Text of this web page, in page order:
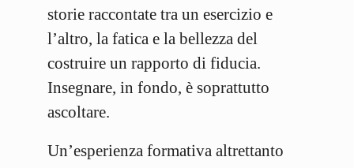
storie raccontate tra un esercizio e
l’altro, la fatica e la bellezza del
costruire un rapporto di fiducia.
Insegnare, in fondo, è soprattutto
ascoltare.
Un’esperienza formativa altrettanto